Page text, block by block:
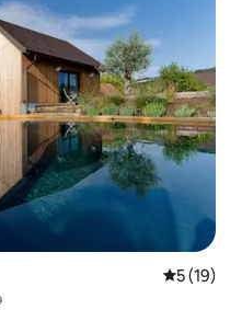
5 (19)